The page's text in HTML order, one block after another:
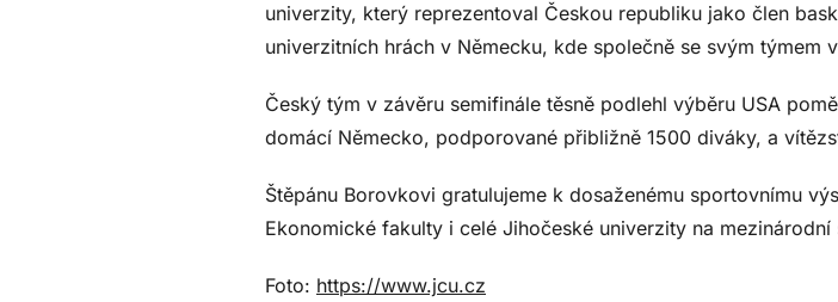
univerzity, který reprezentoval Českou republiku jako člen
univerzitních hrách v Německu, kde společně se svým týmem
Český tým v závěru semifinále těsně podlehl výběru USA
domácí Německo, podporované přibližně 1500 diváky, a
Štěpánu Borovkovi gratulujeme k dosaženému sportovnímu
Ekonomické fakulty i celé Jihočeské univerzity na mezinárodní
Foto: https://www.jcu.cz